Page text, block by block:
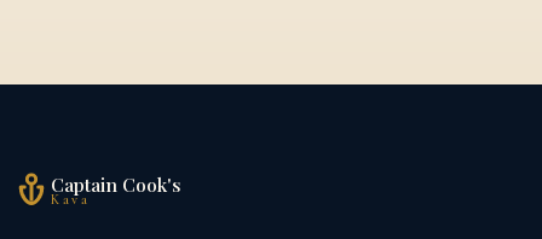
Captain Cook's
Kava